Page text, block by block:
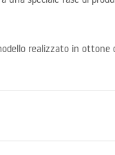
realizzato in